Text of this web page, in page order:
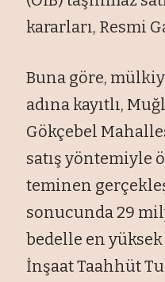
kararları, Resmi
Buna göre,
adına kayıtlı,
Gökçebel
satış yöntemiyle
teminen
sonucunda 29
bedelle en
İnşaat Taahhüt